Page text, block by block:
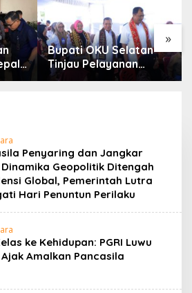
»
Bupati OKU Selatan
Tinjau Pelayanan
Kesehatan Gratis Di
Masyarakat
Penyaring dan Jangkar
Geopolitik Ditengah
Global, Pemerintah Lutra
Hari Penuntun Perilaku
ke Kehidupan: PGRI Luwu
Amalkan Pancasila